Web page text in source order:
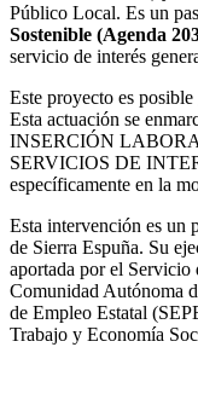
Público Local. Es un
Sostenible (Agenda
servicio de interés
Este proyecto es
Esta actuación se
INSERCIÓN
SERVICIOS DE
específicamente en la
Esta intervención es un
de Sierra Espuña. Su
aportada por el
Comunidad Autónoma
de Empleo Estatal
Trabajo y Economía